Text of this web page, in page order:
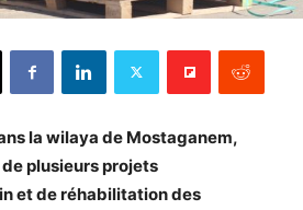
la wilaya de Mostaganem,
plusieurs projets
et de réhabilitation des